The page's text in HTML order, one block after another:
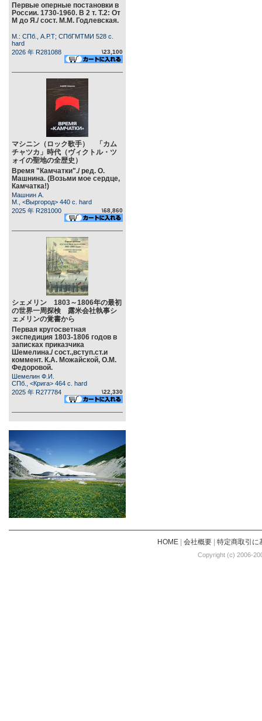
Первые оперные постановки в
России. 1730-1960. В 2 т. Т.2: От
М до Я./ сост. М.М. Годлевская.
М.: СПб., А.Р.Т; СПбГМТМИ 528 c.
hard
2026 年 R281088
\23,100
マシニン（ロック歌手） 「カム
チャツカ」時代（ヴィクトル・ツ
ォイの聖地の全歴史）
Время "Камчатки"./ ред. О.
Машнина. (Возьми мое сердце,
Камчатка!)
Машнин А.
М., <Выргород> 440 c. hard
2025 年 R281000
\68,860
シェメリン 1803～1806年の最初
の世界一周探検 露米会社執事シ
ェメリンの覚書から
Первая кругосветная
экспедиция 1803-1806 годов в
записках приказчика
Шемелина./ сост.,вступ.ст.и
коммент. К.А. Можайской, О.М.
Федоровой.
Шемелин Ф.И.
СПб., <Крига> 464 c. hard
2025 年 R277784
\22,330
HOME| 会社概要| 特定商取引に
Copyright (c) 2006-